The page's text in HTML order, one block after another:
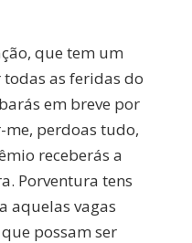
que tem um
as feridas do
em breve por
perdoas tudo,
receberás a
Porventura tens
aquelas vagas
possam ser